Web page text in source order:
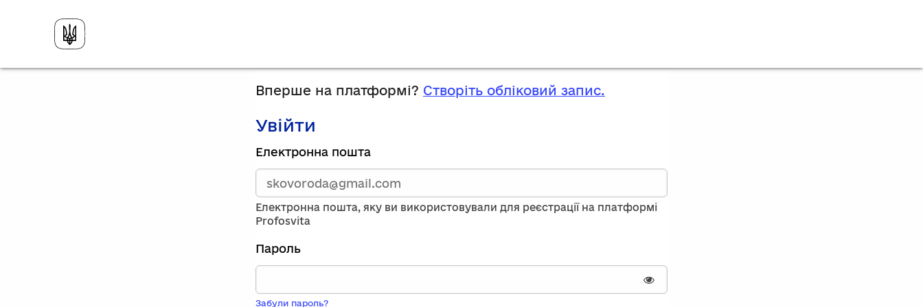
Вперше на платформі? Створіть обліковий запис.
Увійти
Зареєструйтесь,
використавши
електронну
адресу
та
пароль.
Якщо
вас
немає
запису,
Електронна пошта
Електронна пошта, яку ви використовували для реєстрації на платформі
Profosvita
Пароль
Показати пароль
Забули пароль?